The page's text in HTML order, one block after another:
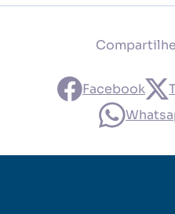
Facebook